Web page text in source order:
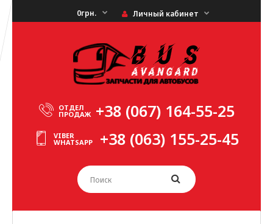
0грн. Личный кабинет
ОТДЕЛ
ПРОДАЖ +38 (067) 164-55-25
VIBER
WHATSAPP +38 (063) 155-25-45